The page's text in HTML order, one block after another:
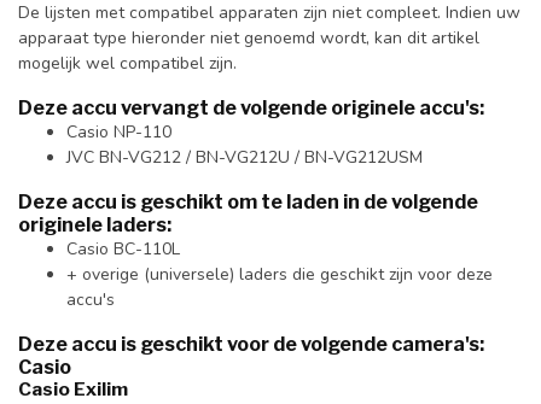
De lijsten met compatibel apparaten zijn niet compleet. Indien uw
apparaat type hieronder niet genoemd wordt, kan dit artikel
mogelijk wel compatibel zijn.
Deze accu vervangt de volgende originele accu's:
Casio NP-110
JVC BN-VG212 / BN-VG212U / BN-VG212USM
Deze accu is geschikt om te laden in de volgende
originele laders:
Casio BC-110L
+ overige (universele) laders die geschikt zijn voor deze
accu's
Deze accu is geschikt voor de volgende camera's:
Casio
Casio Exilim